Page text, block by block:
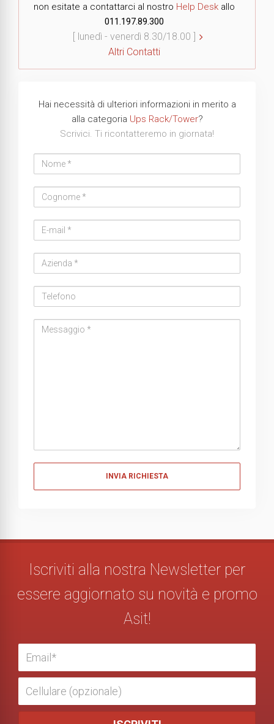
non esitate a contattarci al nostro Help Deskallo
011.197.89.300
[ lunedì - venerdì 8.30/18.00 ]
Altri Contatti
Hai necessità di ulteriori informazioni in merito a
alla categoria Ups Rack/Tower?
Scrivici. Ti ricontatteremo in giornata!
address
Iscriviti alla nostra Newsletter per
essere aggiornato su novità e promo
Asit!